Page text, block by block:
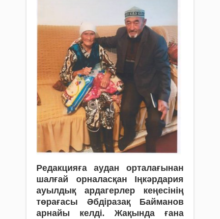
Редакцияға аудан орталағынан
шалғай орналасқан Іңкәрдария
ауыл­дық ардагерлер кеңесінің
төрағасы Әбдіразақ Байманов
арнайы келді. Жақында ғана